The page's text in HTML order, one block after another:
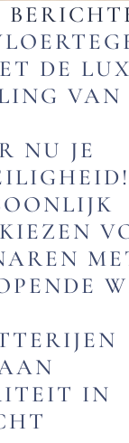
DE
VAN
NU JE
IN